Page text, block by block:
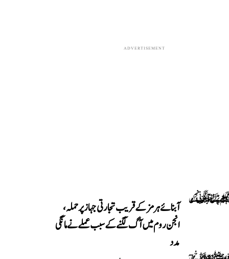
ADVERTISEMENT
آبنائے ہرمز کے قریب تجارتی جہاز پر حملہ،
انجن روم میں آگ لگنے کے سبب عملے نے مانگی
مدد